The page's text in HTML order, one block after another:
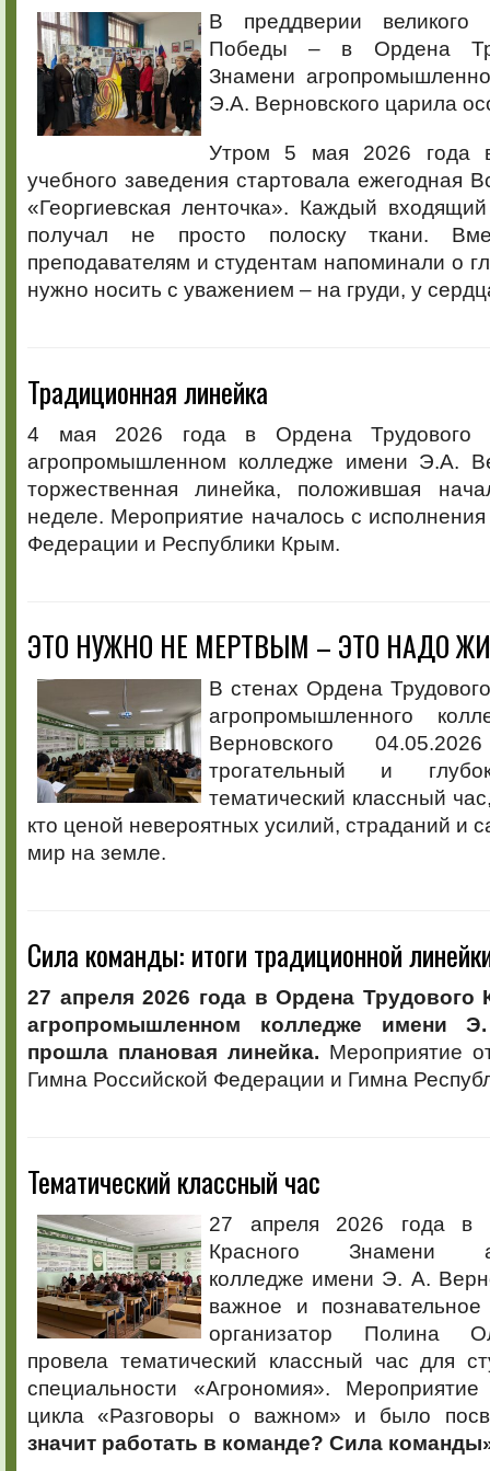
В преддверии
Победы – в Ордена
Знамени
Э.А. Верновского царила
Утром 5 мая 2026 года
учебного заведения стартовала ежегодная
«Георгиевская ленточка». Каждый
получал не просто полоску ткани.
преподавателям и студентам напоминали о
нужно носить с уважением – на груди, у
Традиционная линейка
4 мая 2026 года в Ордена Трудового
агропромышленном колледже имени Э.А.
торжественная линейка, положившая
неделе. Мероприятие началось с
Федерации и Республики Крым.
ЭТО НУЖНО НЕ МЕРТВЫМ – ЭТО НАДО
В стенах Ордена
агропромышленного
Верновского
трогательный и
тематический классный
кто ценой невероятных усилий, страданий и
мир на земле.
Сила команды: итоги традиционной
27 апреля 2026 года в Ордена Трудового
агропромышленном колледже имени
прошла плановая линейка. Мероприятие
Гимна Российской Федерации и Гимна
Тематический классный час
27 апреля 2026 года в
Красного Знамени
колледже имени Э. А.
важное и
организатор Полина
провела тематический классный час для
специальности «Агрономия».
цикла «Разговоры о важном» и было
значит работать в команде? Сила